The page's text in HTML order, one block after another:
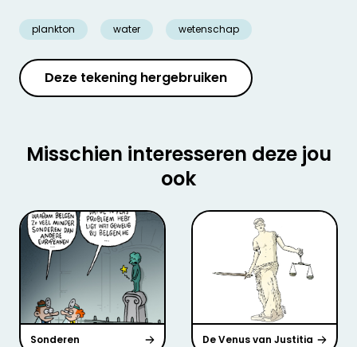
plankton water wetenschap
Deze tekening hergebruiken
Misschien interesseren deze jou
ook
Sonderen De Venus van Justitia